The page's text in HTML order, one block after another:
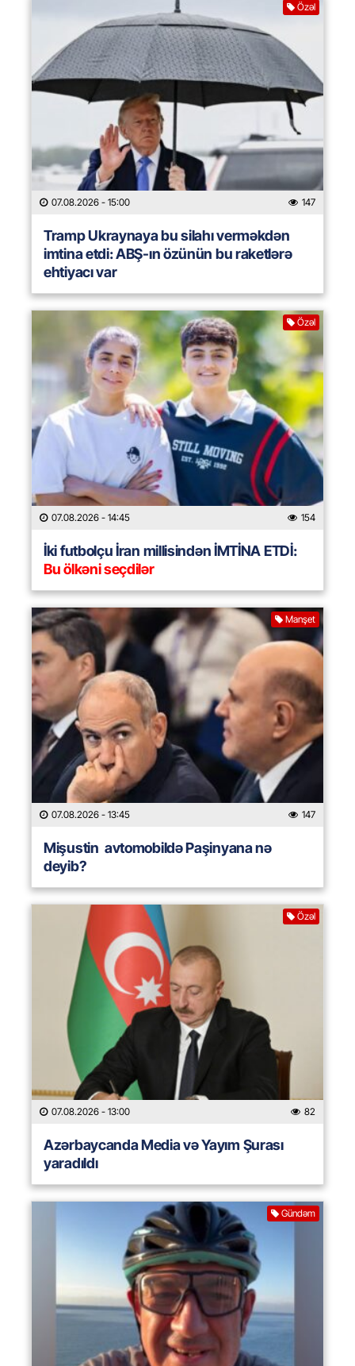
Özəl
07.08.2026 - 15:00 147
Tramp Ukraynaya bu silahı verməkdən
imtina etdi: ABŞ-ın özünün bu raketlərə
ehtiyacı var
Özəl
07.08.2026 - 14:45 154
İki futbolçu İran millisindən İMTİNA ETDİ:
Bu ölkəni seçdilər
Manşet
07.08.2026 - 13:45 147
Mişustin avtomobildə Paşinyana nə
deyib?
Özəl
07.08.2026 - 13:00 82
Azərbaycanda Media və Yayım Şurası
yaradıldı
Gündəm